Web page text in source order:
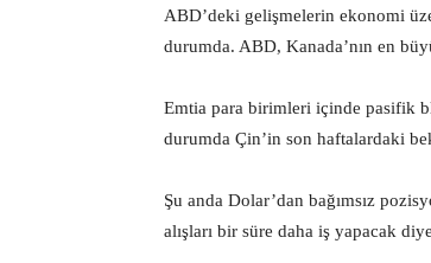
ABD’deki gelişmelerin ekonomi
durumda. ABD, Kanada’nın en
Emtia para birimleri içinde pasifik
durumda Çin’in son haftalardaki
Şu anda Dolar’dan bağımsız
alışları bir süre daha iş yapacak